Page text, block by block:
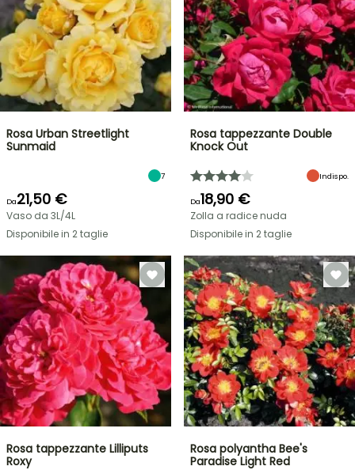
Rosa Urban Streetlight
Sunmaid
7
Da21,50 €
Vaso da 3L/4L
Disponibile in 2 taglie
Rosa tappezzante Double
Knock Out
Indispo.
Da18,90 €
Zolla a radice nuda
Disponibile in 2 taglie
Rosa tappezzante Lilliputs
Roxy
Rosa polyantha Bee's
Paradise Light Red